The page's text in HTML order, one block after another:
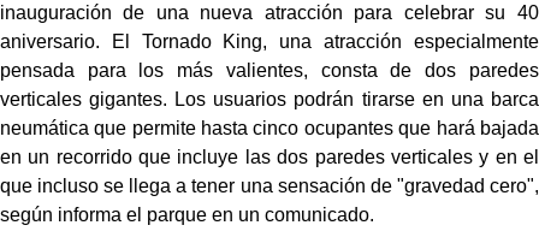
inauguración de una nueva atracción para celebrar su 40
aniversario. El Tornado King, una atracción especialmente
pensada para los más valientes, consta de dos paredes
verticales gigantes. Los usuarios podrán tirarse en una barca
neumática que permite hasta cinco ocupantes que hará bajada
en un recorrido que incluye las dos paredes verticales y en el
que incluso se llega a tener una sensación de "gravedad cero",
según informa el parque en un comunicado.